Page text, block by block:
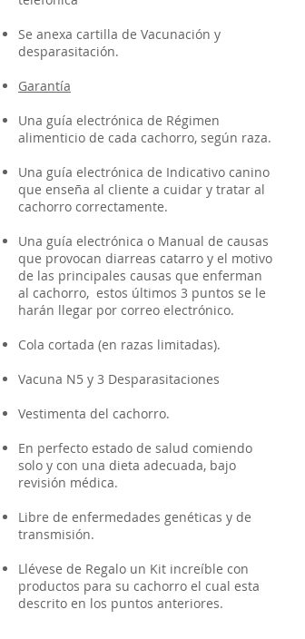
Se anexa cartilla de Vacunación y
desparasitación.
Garantía
Una guía electrónica de Régimen
alimenticio de cada cachorro, según raza.
Una guía electrónica de Indicativo canino
que enseña al cliente a cuidar y tratar al
cachorro correctamente.
Una guía electrónica o Manual de causas
que provocan diarreas catarro y el motivo
de las principales causas que enferman
al cachorro, estos últimos 3 puntos se le
harán llegar por correo electrónico.
Cola cortada (en razas limitadas).
Vacuna N5 y 3 Desparasitaciones
Vestimenta del cachorro.
En perfecto estado de salud comiendo
solo y con una dieta adecuada, bajo
revisión médica.
Libre de enfermedades genéticas y de
transmisión.
Llévese de Regalo un Kit increíble con
productos para su cachorro el cual esta
descrito en los puntos anteriores.